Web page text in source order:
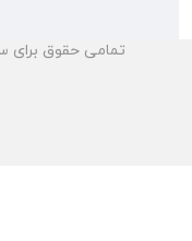
تمامی حقوق برای